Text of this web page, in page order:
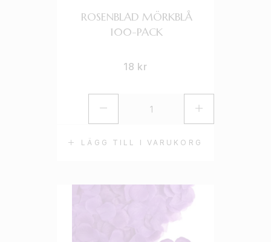
LÄGG TILL I VARUKORG
ROSENBLAD MÖRKBLÅ
100-PACK
18 kr